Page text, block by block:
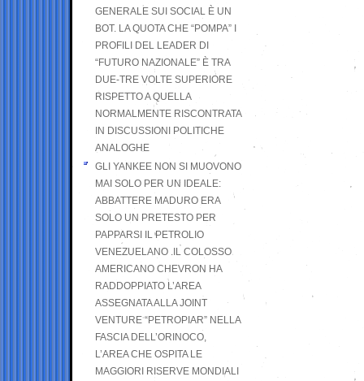
GENERALE SUI SOCIAL È UN
BOT. LA QUOTA CHE “POMPA” I
PROFILI DEL LEADER DI
“FUTURO NAZIONALE” È TRA
DUE-TRE VOLTE SUPERIORE
RISPETTO A QUELLA
NORMALMENTE RISCONTRATA
IN DISCUSSIONI POLITICHE
ANALOGHE
GLI YANKEE NON SI MUOVONO
MAI SOLO PER UN IDEALE:
ABBATTERE MADURO ERA
SOLO UN PRETESTO PER
PAPPARSI IL PETROLIO
VENEZUELANO .IL COLOSSO
AMERICANO CHEVRON HA
RADDOPPIATO L’AREA
ASSEGNATA ALLA JOINT
VENTURE “PETROPIAR” NELLA
FASCIA DELL’ORINOCO,
L’AREA CHE OSPITA LE
MAGGIORI RISERVE MONDIALI